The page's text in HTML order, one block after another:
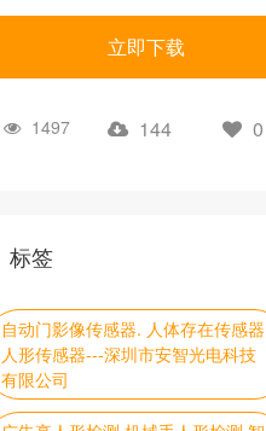
立即下载
1497 144 0
标签
自动门影像传感器. 人体存在传感器
人形传感器---深圳市安智光电科技
有限公司